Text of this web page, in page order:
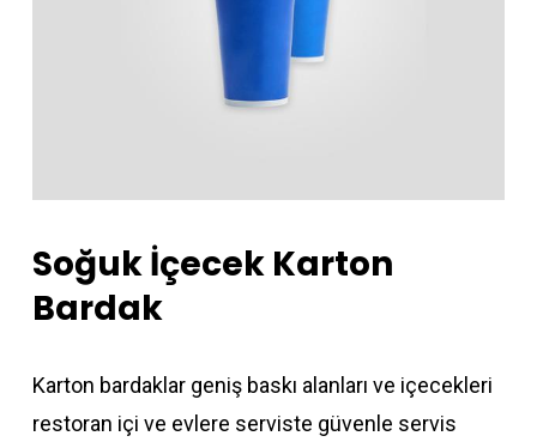
Soğuk İçecek Karton
Bardak
Karton bardaklar geniş baskı alanları ve içecekleri
restoran içi ve evlere serviste güvenle servis